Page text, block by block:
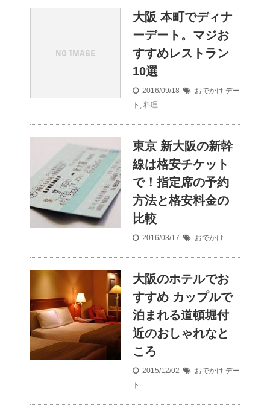
大阪 本町でディナ
ーデート。マジお
すすめレストラン
10選
2016/09/18 おでかけ デー
ト , 料理
東京 新大阪の新幹
線は格安チケット
で！指定席の予約
方法と格安料金の
比較
2016/03/17 おでかけ
大阪のホテルでお
すすめ カップルで
泊まれる道頓堀付
近のおしゃれなと
ころ
2015/12/02 おでかけ デー
ト